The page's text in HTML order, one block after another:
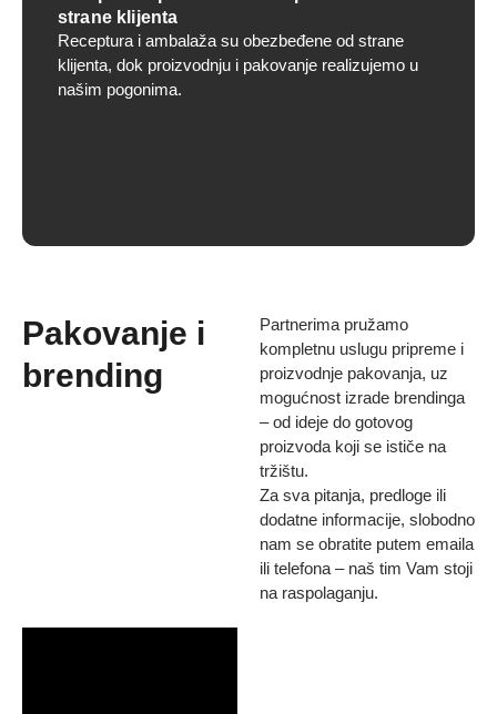
strane klijenta
Receptura i ambalaža su obezbeđene od strane
klijenta, dok proizvodnju i pakovanje realizujemo u
našim pogonima.
Pakovanje i
brending
Partnerima pružamo
kompletnu uslugu pripreme i
proizvodnje pakovanja, uz
mogućnost izrade brendinga
– od ideje do gotovog
proizvoda koji se ističe na
tržištu.
Za sva pitanja, predloge ili
dodatne informacije, slobodno
nam se obratite putem emaila
ili telefona – naš tim Vam stoji
na raspolaganju.